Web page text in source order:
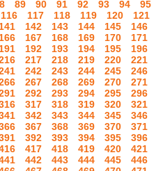
89 90 91 92 93 94
95
116 117 118 119 120
121
141 142 143 144 145
146
166 167 168 169 170
171
191 192 193 194 195
196
217 218 219 220
221
242 243 244 245
246
267 268 269 270
271
292 293 294 295
296
317 318 319 320
321
342 343 344 345
346
367 368 369 370
371
392 393 394 395
396
417 418 419 420
421
442 443 444 445
446